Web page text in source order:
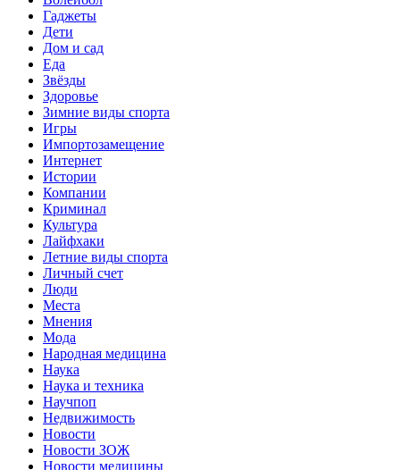
Гаджеты
Дети
Дом и сад
Еда
Звёзды
Здоровье
Зимние виды спорта
Игры
Импортозамещение
Интернет
Истории
Компании
Криминал
Культура
Лайфхаки
Летние виды спорта
Личный счет
Люди
Места
Мнения
Мода
Народная медицина
Наука
Наука и техника
Научпоп
Недвижимость
Новости
Новости ЗОЖ
Новости медицины